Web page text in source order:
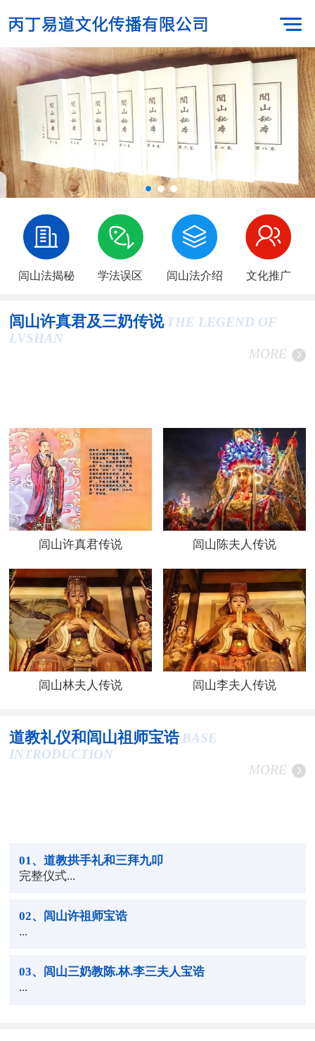
闾山法揭秘 学法误区 闾山法介绍 文化推广
闾山许真君及三奶传说 THE LEGEND OF
LVSHAN
MORE
闾山许真君传说 闾山陈夫人传说
闾山林夫人传说 闾山李夫人传说
道教礼仪和闾山祖师宝诰 BASE
INTRODUCTION
MORE
01 、道教拱手礼和三拜九叩
完整仪式...
02、闾山许祖师宝诰
...
03、闾山三奶教陈.林.李三夫人宝诰
...